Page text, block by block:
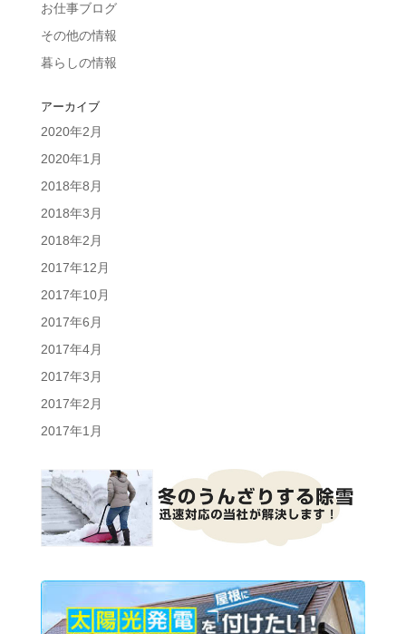
お仕事ブログ
その他の情報
暮らしの情報
アーカイブ
2020年2月
2020年1月
2018年8月
2018年3月
2018年2月
2017年12月
2017年10月
2017年6月
2017年4月
2017年3月
2017年2月
2017年1月